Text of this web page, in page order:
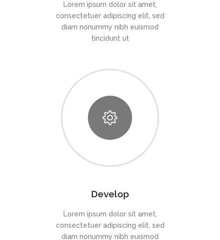
Lorem ipsum dolor sit amet,
consectetuer adipiscing elit, sed
diam nonummy nibh euismod
tincidunt ut
Develop
Lorem ipsum dolor sit amet,
consectetuer adipiscing elit, sed
diam nonummy nibh euismod